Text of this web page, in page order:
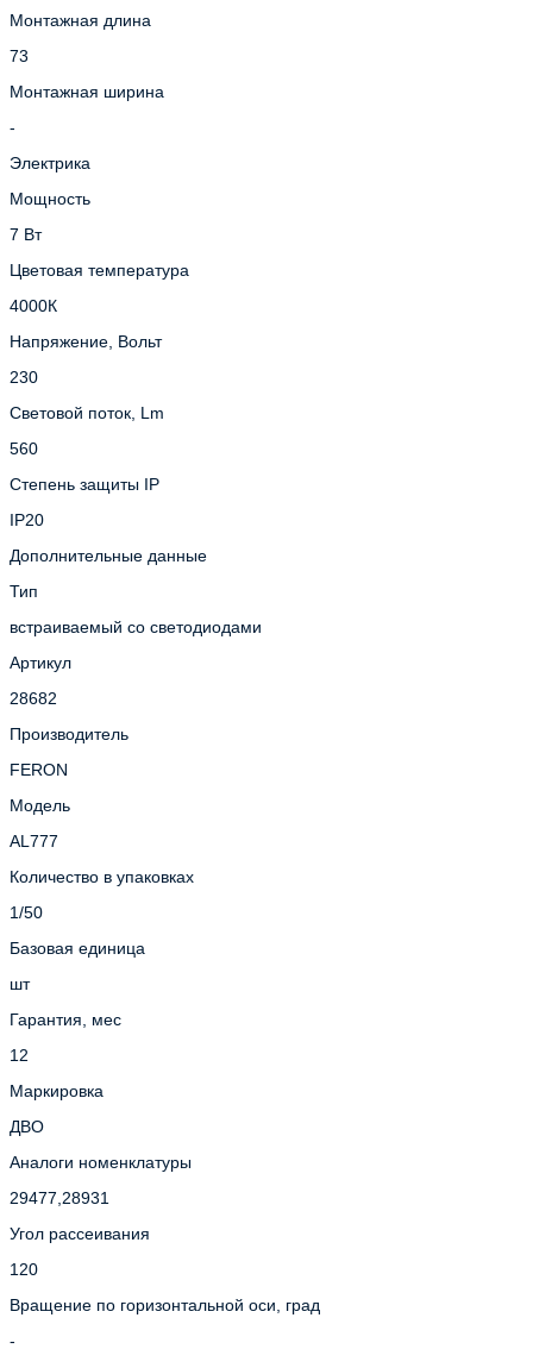
Монтажная длина
73
Монтажная ширина
-
Электрика
Мощность
7 Вт
Цветовая температура
4000К
Напряжение, Вольт
230
Световой поток, Lm
560
Степень защиты IP
IP20
Дополнительные данные
Тип
встраиваемый со светодиодами
Артикул
28682
Производитель
FERON
Модель
AL777
Количество в упаковках
1/50
Базовая единица
шт
Гарантия, мес
12
Маркировка
ДВО
Аналоги номенклатуры
29477,28931
Угол рассеивания
120
Вращение по горизонтальной оси, град
-